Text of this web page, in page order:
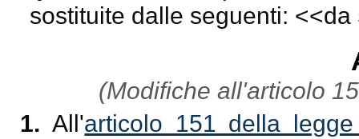
sostituite dalle seguenti: <<da
(Modifiche all'articolo
1.All'articolo 151 della